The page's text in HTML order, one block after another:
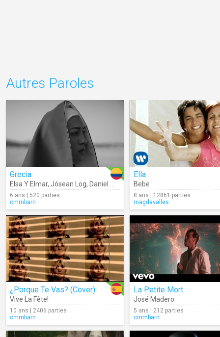
Autres Paroles
Grecia
Elsa Y Elmar, Jósean Log, Daniel Me Estás Matando
6 ans | 520 parties
cmmbarn
Ella
Bebe
8 ans | 12861 parties
magdavalles
¿Porque Te Vas? (Cover)
Vive La Fête!
10 ans | 2406 parties
cmmbarn
La Petite Mort
José Madero
5 ans | 212 parties
cmmbarn